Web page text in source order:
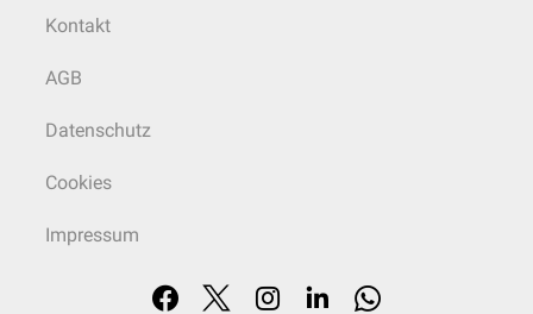
Kontakt
AGB
Datenschutz
Cookies
Impressum